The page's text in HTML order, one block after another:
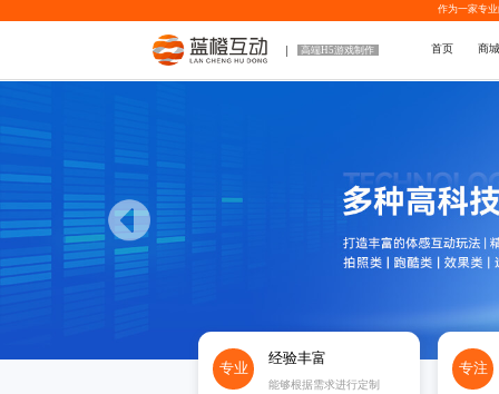
作为一家专业
高端H5游戏制作 首页 商
专业
经验丰富
能够根据需求进行定制
专注